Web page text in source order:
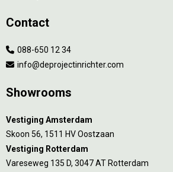
Contact
088-650 12 34
info@deprojectinrichter.com
Showrooms
Vestiging Amsterdam
Skoon 56, 1511 HV Oostzaan
Vestiging Rotterdam
Vareseweg 135 D, 3047 AT Rotterdam